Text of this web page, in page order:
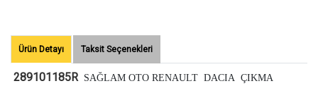
Ürün Detayı Taksit Seçenekleri
289101185R SAĞLAM OTO RENAULT DACIA ÇIKMA